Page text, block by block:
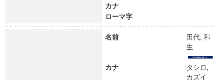
カナ
ローマ字
名前
田代, 和
生
カナ
タシロ,
カズイ